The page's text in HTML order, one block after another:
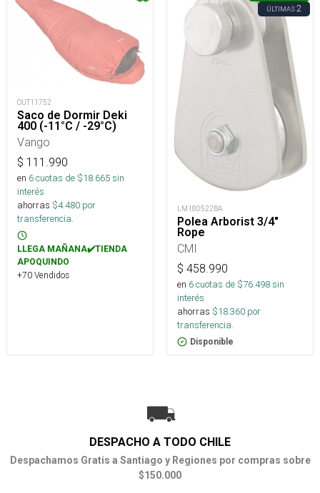
OUT11752
Saco de Dormir Deki
400 (-11°C / -29°C)
Vango
$ 111.990
en 6cuotas de $18.665sin
interés
ahorras $4.480 por
transferencia.
LLEGA MAÑANA✔️TIENDA
APOQUINDO
+70 Vendidos
ÚLTIMAS2
LM180522BA
Polea Arborist 3/4"
Rope
CMI
$ 458.990
en 6cuotas de $76.498sin
interés
ahorras $18.360 por
transferencia.
Disponible
DESPACHO A TODO CHILE
Despachamos Gratis a Santiago y Regiones por compras sobre
$150.000